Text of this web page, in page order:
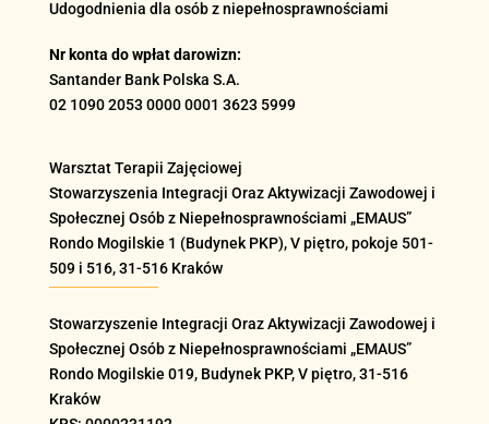
Udogodnienia dla osób z niepełnosprawnościami
Nr konta do wpłat darowizn:
Santander Bank Polska S.A.
02 1090 2053 0000 0001 3623 5999
Warsztat Terapii Zajęciowej
Stowarzyszenia Integracji Oraz Aktywizacji Zawodowej i
Społecznej Osób z Niepełnosprawnościami „EMAUS”
Rondo Mogilskie 1 (Budynek PKP), V piętro, pokoje 501-
509 i 516, 31-516 Kraków
Stowarzyszenie Integracji Oraz Aktywizacji Zawodowej i
Społecznej Osób z Niepełnosprawnościami „EMAUS”
Rondo Mogilskie 019, Budynek PKP, V piętro, 31-516
Kraków